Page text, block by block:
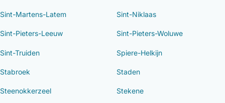
Sint-Martens-Latem Sint-Niklaas
Sint-Pieters-Leeuw Sint-Pieters-Woluwe
Sint-Truiden Spiere-Helkijn
Stabroek Staden
Steenokkerzeel Stekene